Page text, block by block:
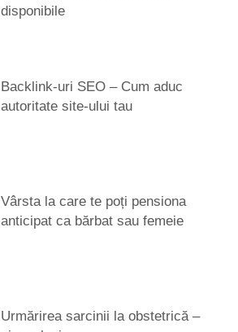
disponibile
Backlink-uri SEO – Cum aduc
autoritate site-ului tau
Vârsta la care te poți pensiona
anticipat ca bărbat sau femeie
Urmărirea sarcinii la obstetrică –